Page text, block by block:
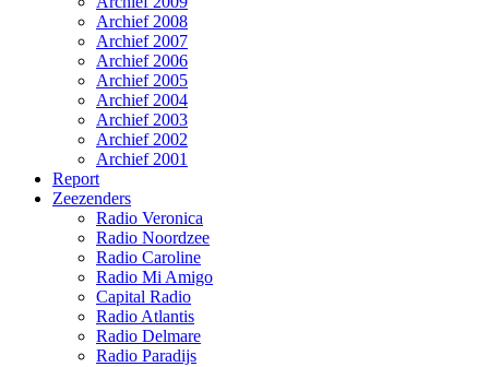
Archief 2008
Archief 2007
Archief 2006
Archief 2005
Archief 2004
Archief 2003
Archief 2002
Archief 2001
Report
Zeezenders
Radio Veronica
Radio Noordzee
Radio Caroline
Radio Mi Amigo
Capital Radio
Radio Atlantis
Radio Delmare
Radio Paradijs